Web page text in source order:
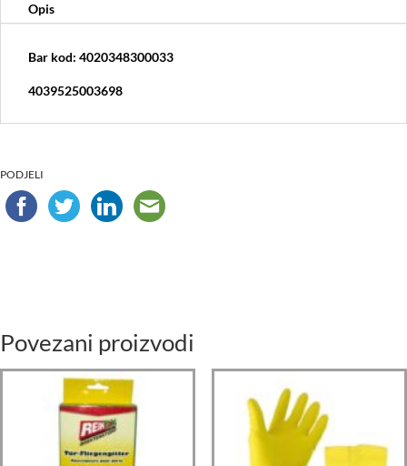
Opis
Bar kod: 4020348300033
4039525003698
PODJELI
Povezani proizvodi